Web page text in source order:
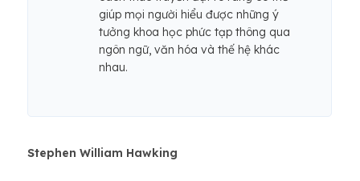
giúp mọi người hiểu được những ý
tưởng khoa học phức tạp thông qua
ngôn ngữ, văn hóa và thế hệ khác
nhau.
Stephen William Hawking